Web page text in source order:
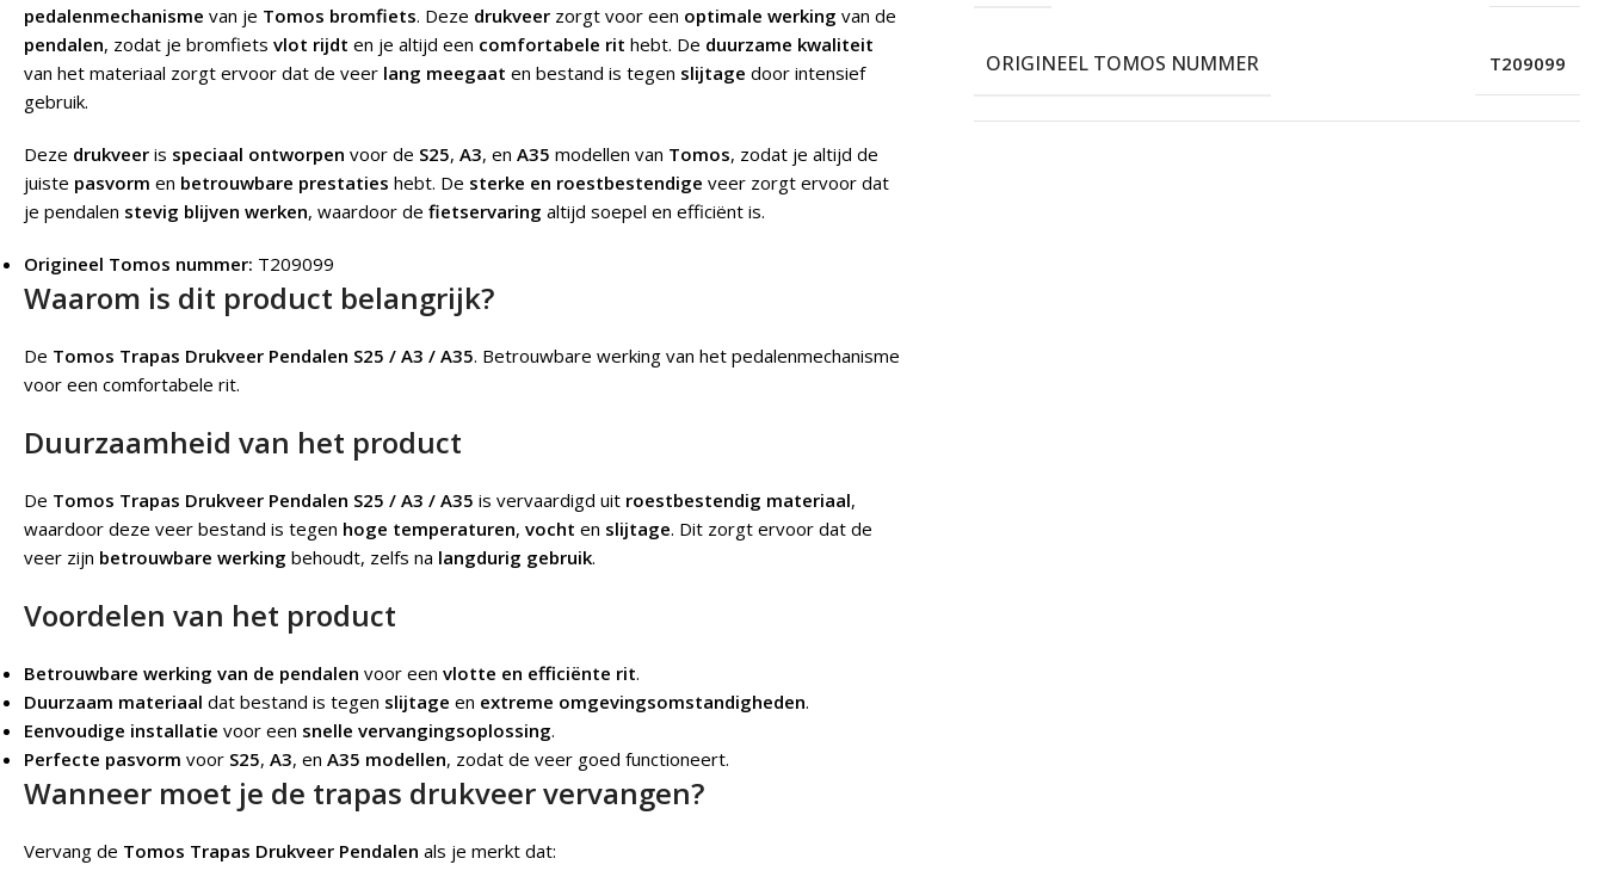
pedalenmechanisme van je Tomos bromfiets. Deze drukveer zorgt voor een optimale werking van de
pendalen, zodat je bromfiets vlot rijdt en je altijd een comfortabele rit hebt. De duurzame kwaliteit
van het materiaal zorgt ervoor dat de veer lang meegaat en bestand is tegen slijtage door intensief
gebruik.
Deze drukveer is speciaal ontworpen voor de S25, A3, en A35 modellen van Tomos, zodat je altijd de
juiste pasvorm en betrouwbare prestaties hebt. De sterke en roestbestendige veer zorgt ervoor dat
je pendalen stevig blijven werken, waardoor de fietservaring altijd soepel en efficiënt is.
Origineel Tomos nummer: T209099
Waarom is dit product belangrijk?
De Tomos Trapas Drukveer Pendalen S25 / A3 / A35. Betrouwbare werking van het pedalenmechanisme
voor een comfortabele rit.
Duurzaamheid van het product
De Tomos Trapas Drukveer Pendalen S25 / A3 / A35 is vervaardigd uit roestbestendig materiaal,
waardoor deze veer bestand is tegen hoge temperaturen, vocht en slijtage. Dit zorgt ervoor dat de
veer zijn betrouwbare werking behoudt, zelfs na langdurig gebruik.
Voordelen van het product
Betrouwbare werking van de pendalen voor een vlotte en efficiënte rit.
Duurzaam materiaal dat bestand is tegen slijtage en extreme omgevingsomstandigheden.
Eenvoudige installatie voor een snelle vervangingsoplossing.
Perfecte pasvorm voor S25, A3, en A35 modellen, zodat de veer goed functioneert.
Wanneer moet je de trapas drukveer vervangen?
Vervang de Tomos Trapas Drukveer Pendalen als je merkt dat:
ORIGINEEL TOMOS NUMMER T209099